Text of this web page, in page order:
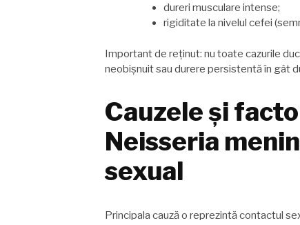
dureri musculare intense;
rigiditate la nivelul cefei
Important de reținut: nu toate cazurile
neobișnuit sau durere persistentă în gât
Cauzele și
Neisseria
sexual
Principala cauză o reprezintă contactul